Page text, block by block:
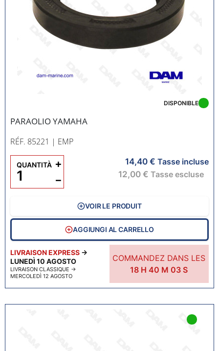
PARAOLIO YAMAHA
RÉF. 85221 | EMP
LIVRAISON EXPRESS →
LUNEDÌ 10 AGOSTO
LIVRAISON CLASSIQUE →
MERCOLEDÌ 12 AGOSTO
COMMANDEZ DANS LES
18 H40 M 02 S
DISPONIBLE
14,40 € Tasse incluse
12,00 € Tasse escluse
QUANTITÀ
−
+
VOIR LE PRODUIT
AGGIUNGI AL CARRELLO